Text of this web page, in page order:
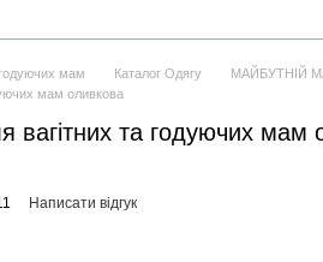
мам Каталог Одягу МАЙБУТНІЙ
мам оливкова
вагітних та годуючих мам
Написати відгук